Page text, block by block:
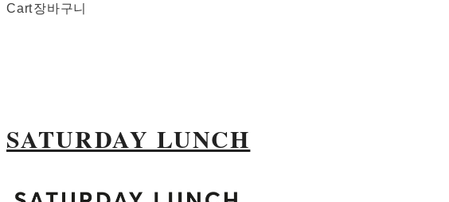
Cart장바구니
SATURDAY LUNCH